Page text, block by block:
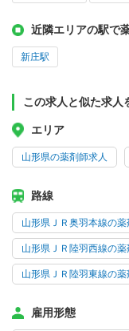
近隣エリアの駅で
新庄駅
この求人と似た求人
エリア
山形県の薬剤師求人
路線
山形県ＪＲ奥羽本線の薬
山形県ＪＲ陸羽西線の薬
山形県ＪＲ陸羽東線の薬
雇用形態